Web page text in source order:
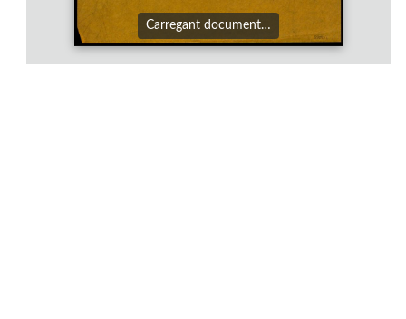
Carregant document…